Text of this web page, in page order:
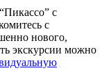
с
с
нового,
экскурсии можно